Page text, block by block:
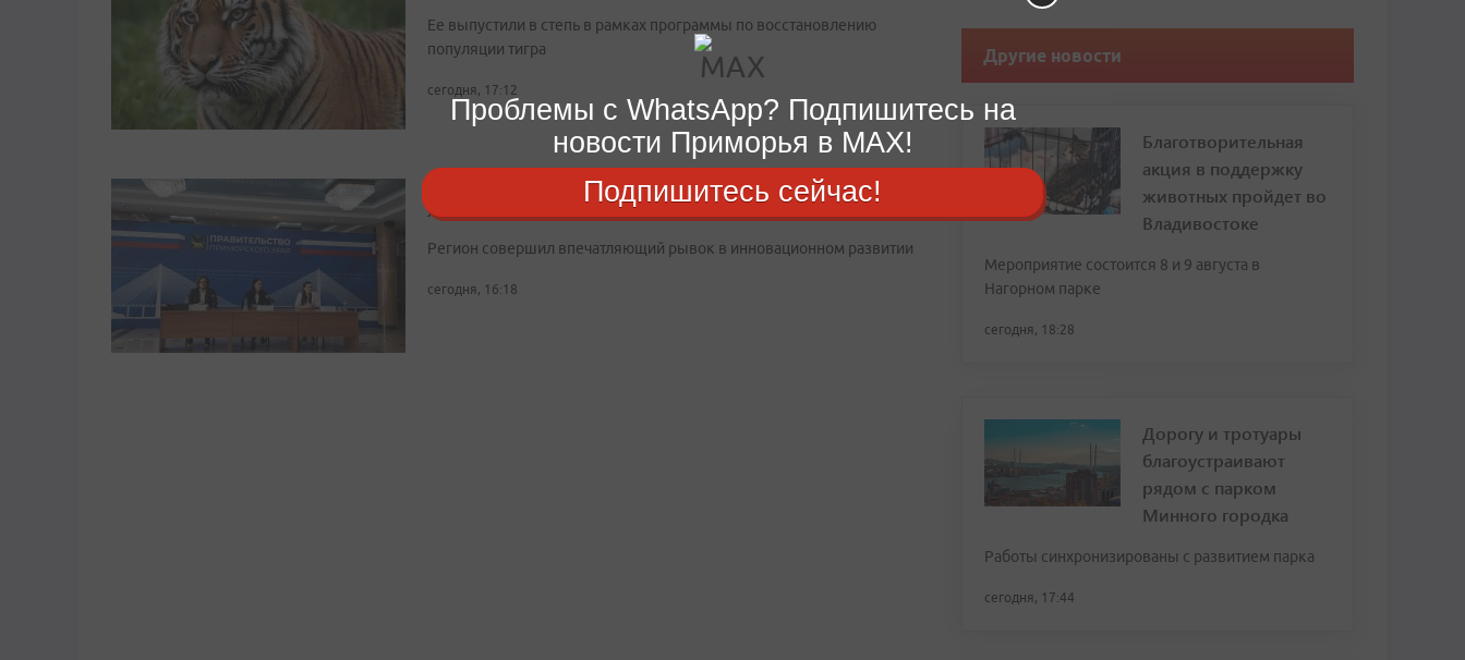
Ее выпустили в степь в рамках программы по восстановлению
популяции тигра
сегодня, 17:12
Приморский край уверенно движется к технологическому
лидерству
Регион совершил впечатляющий рывок в инновационном развитии
сегодня, 16:18
Другие новости
Благотворительная
акция в поддержку
животных пройдет во
Владивостоке
Мероприятие состоится 8 и 9 августа в
Нагорном парке
сегодня, 18:28
Дорогу и тротуары
благоустраивают
рядом с парком
Минного городка
Работы синхронизированы с развитием парка
сегодня, 17:44
Проблемы с WhatsApp? Подпишитесь на
новости Приморья в MAX!
Подпишитесь сейчас!